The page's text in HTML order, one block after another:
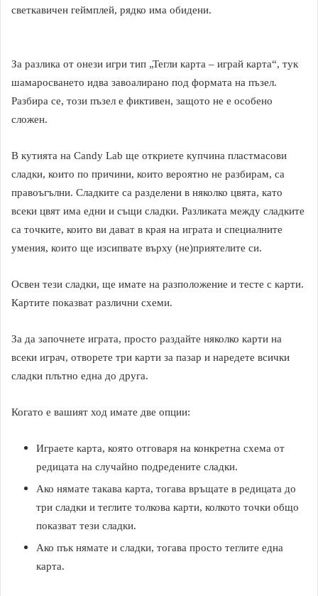
светкавичен геймплей, рядко има обидени.
За разлика от онези игри тип „Тегли карта – играй карта“, тук
шамаросването идва завоалирано под формата на пъзел.
Разбира се, този пъзел е фиктивен, защото не е особено
сложен.
В кутията на Candy Lab ще откриете купчина пластмасови
сладки, които по причини, които вероятно не разбирам, са
правоъгълни. Сладките са разделени в няколко цвята, като
всеки цвят има едни и същи сладки. Разликата между сладките
са точките, които ви дават в края на играта и специалните
умения, които ще изсипвате върху (не)приятелите си.
Освен тези сладки, ще имате на разположение и тесте с карти.
Картите показват различни схеми.
За да започнете играта, просто раздайте няколко карти на
всеки играч, отворете три карти за пазар и наредете всички
сладки плътно една до друга.
Когато е вашият ход имате две опции:
Играете карта, която отговаря на конкретна схема от
редицата на случайно подредените сладки.
Ако нямате такава карта, тогава връщате в редицата до
три сладки и теглите толкова карти, колкото точки общо
показват тези сладки.
Ако пък нямате и сладки, тогава просто теглите една
карта.